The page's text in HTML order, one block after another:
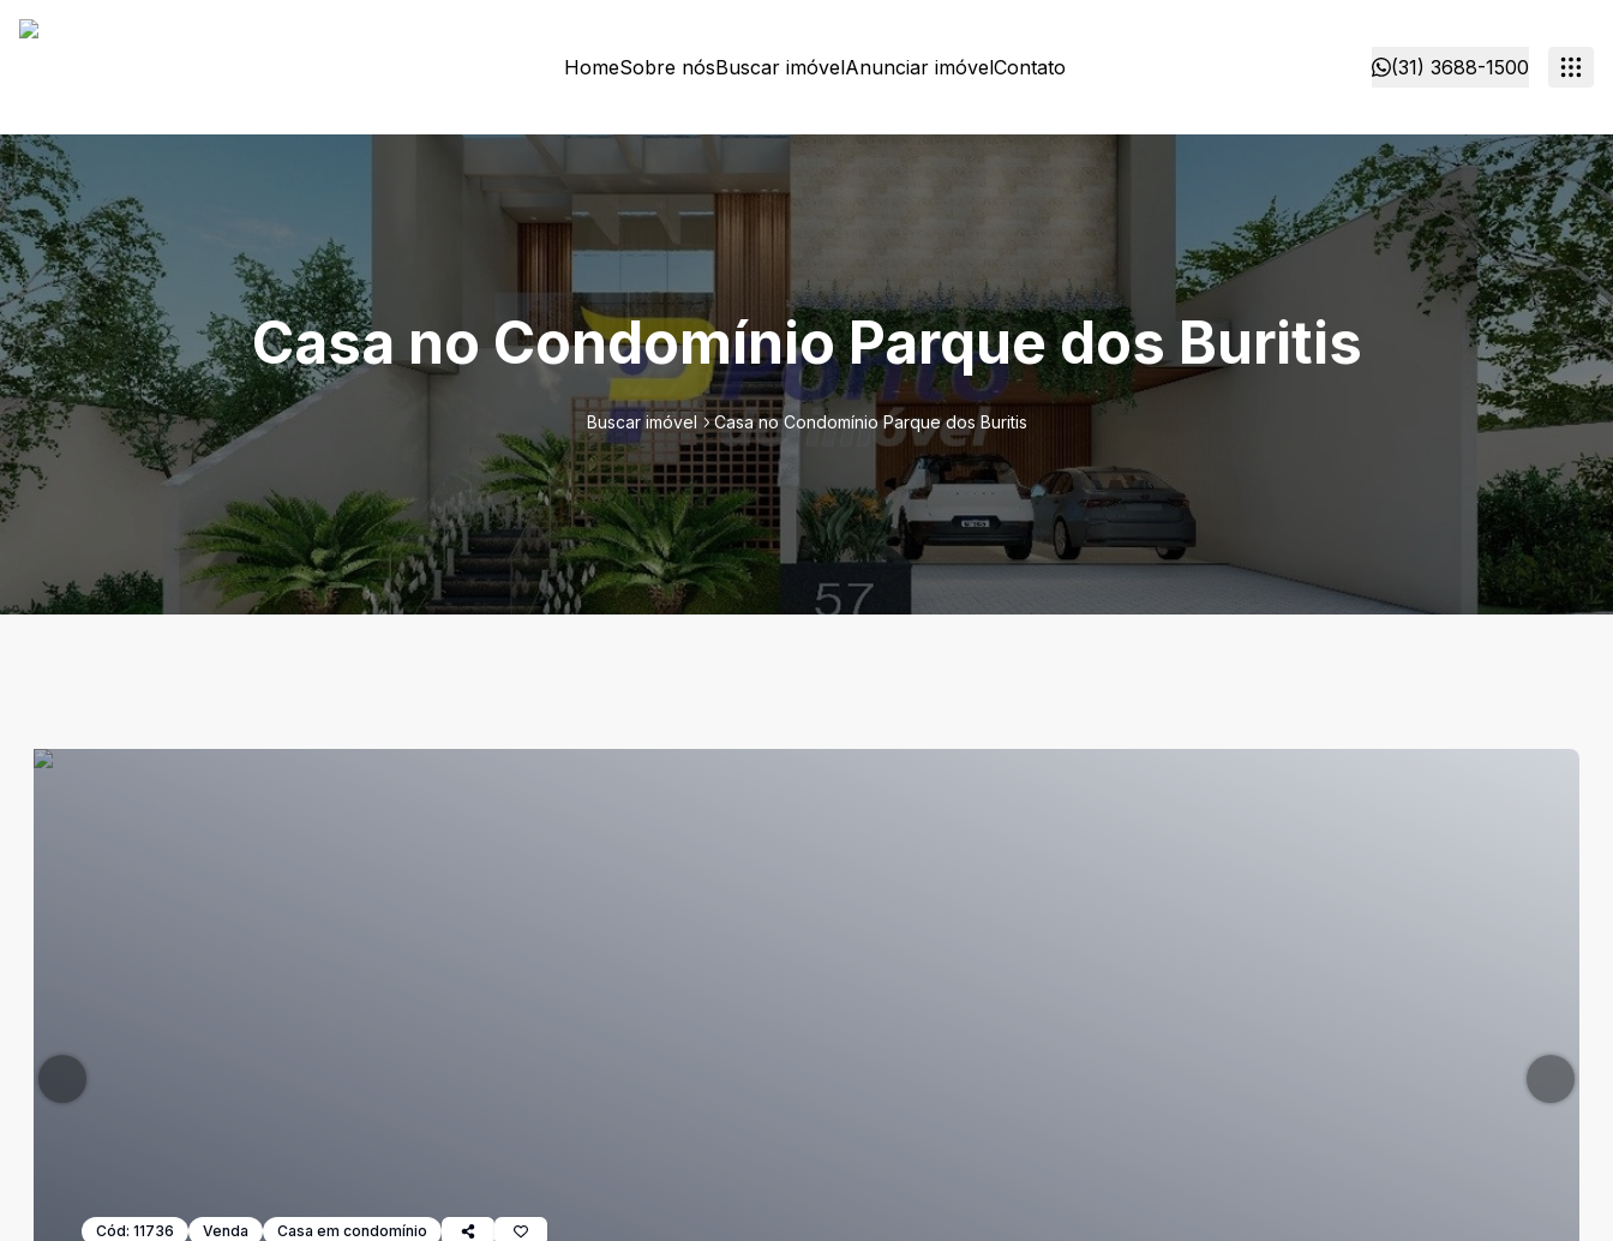
HomeSobre nósBuscar imóvelAnunciar imóvelContato (31) 3688-1500
Casa no Condomínio Parque dos Buritis
Buscar imóvel Casa no Condomínio Parque dos Buritis
Cód: 11736 Venda Casa em condomínio